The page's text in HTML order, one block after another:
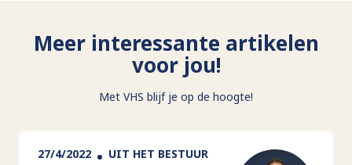
Meer interessante artikelen
voor jou!
Met VHS blijf je op de hoogte!
27/4/2022 UIT HET BESTUUR